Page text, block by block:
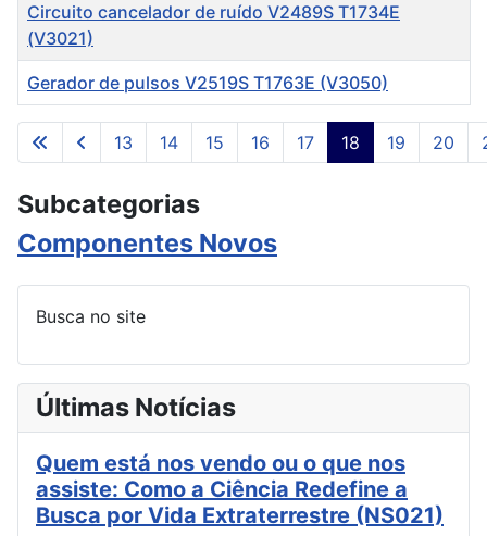
Artigos
Circuito cancelador de ruído V2489S T1734E
(V3021)
Gerador de pulsos V2519S T1763E (V3050)
Página 18 de 302
13 14 15 16 17 18 19 20
Subcategorias
Componentes Novos
Busca no site
Últimas Notícias
Quem está nos vendo ou o que nos
assiste: Como a Ciência Redefine a
Busca por Vida Extraterrestre (NS021)